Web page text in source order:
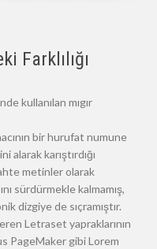
Farklılığı
kullanılan mıgır
bir hurufat numune
alarak karıştırdığı
metinler olarak
sürdürmekle kalmamış,
dizgiye de sıçramıştır.
Letraset yapraklarının
PageMaker gibi Lorem